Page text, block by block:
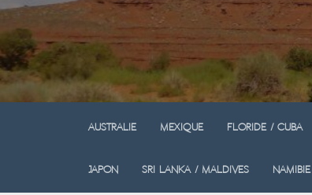
Australie Mexique Floride / Cuba
Japon Sri Lanka / Maldives Namibie